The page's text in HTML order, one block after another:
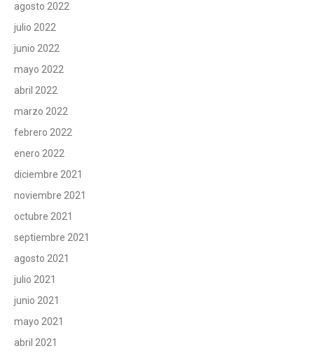
agosto 2022
julio 2022
junio 2022
mayo 2022
abril 2022
marzo 2022
febrero 2022
enero 2022
diciembre 2021
noviembre 2021
octubre 2021
septiembre 2021
agosto 2021
julio 2021
junio 2021
mayo 2021
abril 2021